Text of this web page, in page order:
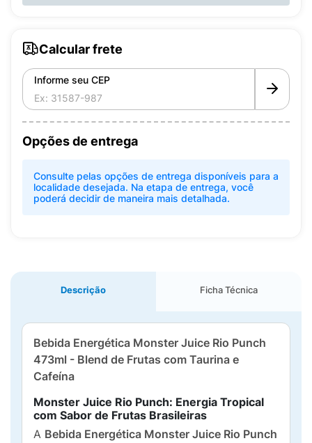
Calcular frete
Informe seu CEP
Opções de entrega
Consulte pelas opções de entrega disponíveis para a
localidade desejada. Na etapa de entrega, você
poderá decidir de maneira mais detalhada.
Descrição Ficha Técnica
Bebida Energética Monster Juice Rio Punch
473ml - Blend de Frutas com Taurina e
Cafeína
Monster Juice Rio Punch: Energia Tropical
com Sabor de Frutas Brasileiras
A Bebida Energética Monster Juice Rio Punch